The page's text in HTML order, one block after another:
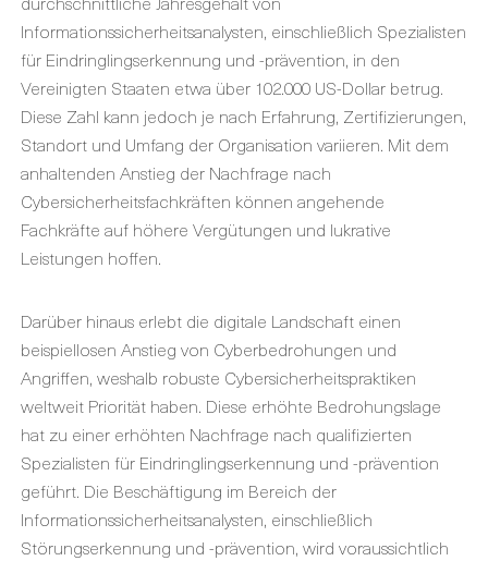
Informationssicherheitsanalysten, einschließlich Spezialisten
für Eindringlingserkennung und -prävention, in den
Vereinigten Staaten etwa über 102.000 US-Dollar betrug.
Diese Zahl kann jedoch je nach Erfahrung, Zertifizierungen,
Standort und Umfang der Organisation variieren. Mit dem
anhaltenden Anstieg der Nachfrage nach
Cybersicherheitsfachkräften können angehende
Fachkräfte auf höhere Vergütungen und lukrative
Leistungen hoffen.
Darüber hinaus erlebt die digitale Landschaft einen
beispiellosen Anstieg von Cyberbedrohungen und
Angriffen, weshalb robuste Cybersicherheitspraktiken
weltweit Priorität haben. Diese erhöhte Bedrohungslage
hat zu einer erhöhten Nachfrage nach qualifizierten
Spezialisten für Eindringlingserkennung und -prävention
geführt. Die Beschäftigung im Bereich der
Informationssicherheitsanalysten, einschließlich
Störungserkennung und -prävention, wird voraussichtlich